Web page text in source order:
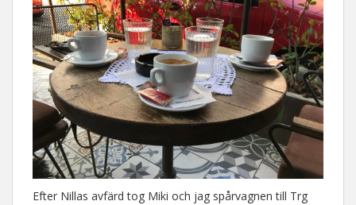
Efter Nillas avfärd tog Miki och jag spårvagnen till Trg